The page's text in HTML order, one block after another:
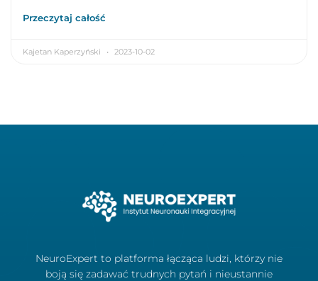
Przeczytaj całość
Kajetan Kaperzyński 2023-10-02
NeuroExpert to platforma łącząca ludzi, którzy nie
boją się zadawać trudnych pytań i nieustannie